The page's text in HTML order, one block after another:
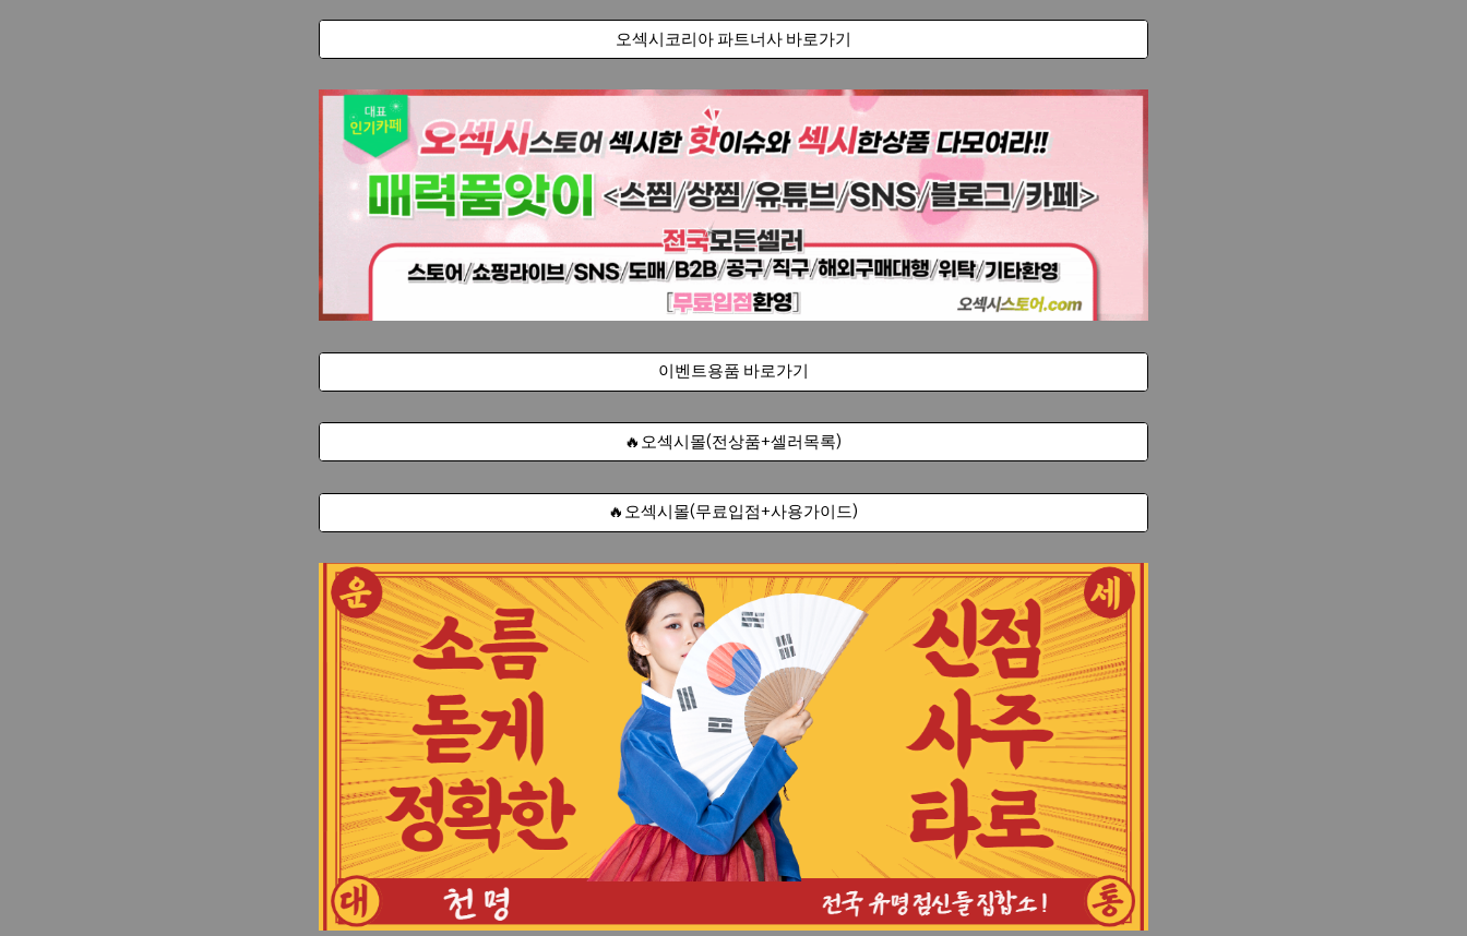
오섹시코리아 파트너사 바로가기
이벤트용품 바로가기
🔥오섹시몰(전상품+셀러목록)
🔥오섹시몰(무료입점+사용가이드)